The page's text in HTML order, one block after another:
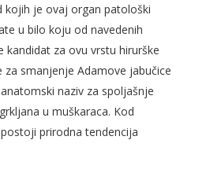
kojih je ovaj organ patološki
u bilo koju od navedenih
kandidat za ovu vrstu hirurške
za smanjenje Adamove jabučice
naziv za spoljašnje
u muškaraca. Kod
prirodna tendencija